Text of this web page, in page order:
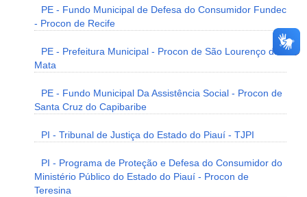
PE - Fundo Municipal de Defesa do Consumidor Fundec
- Procon de Recife
PE - Prefeitura Municipal - Procon de São Lourenço da
Mata
PE - Fundo Municipal Da Assistência Social - Procon de
Santa Cruz do Capibaribe
PI - Tribunal de Justiça do Estado do Piauí - TJPI
PI - Programa de Proteção e Defesa do Consumidor do
Ministério Público do Estado do Piauí - Procon de
Teresina